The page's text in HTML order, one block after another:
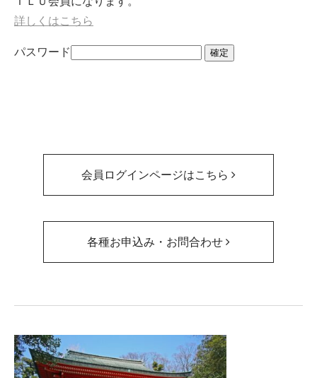
詳しくはこちら
パスワード
会員ログインページはこちら
各種お申込み・お問合わせ